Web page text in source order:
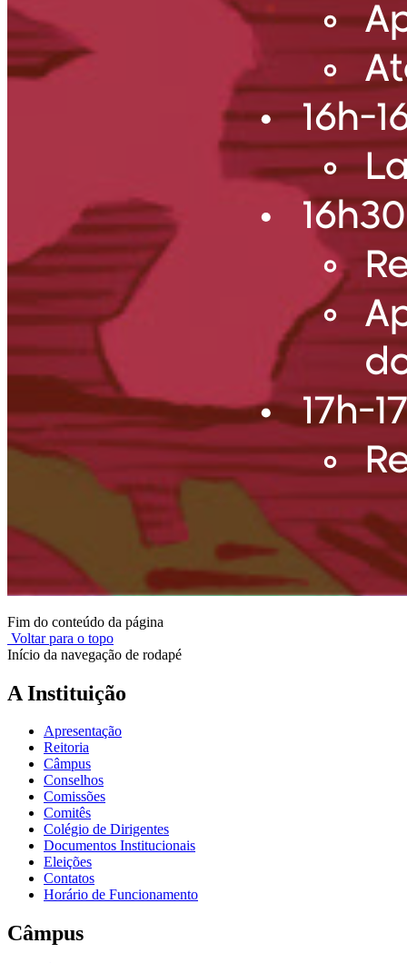
Fim do conteúdo da página
Voltar para o topo
Início da navegação de rodapé
A Instituição
Apresentação
Reitoria
Câmpus
Conselhos
Comissões
Comitês
Colégio de Dirigentes
Documentos Institucionais
Eleições
Contatos
Horário de Funcionamento
Câmpus